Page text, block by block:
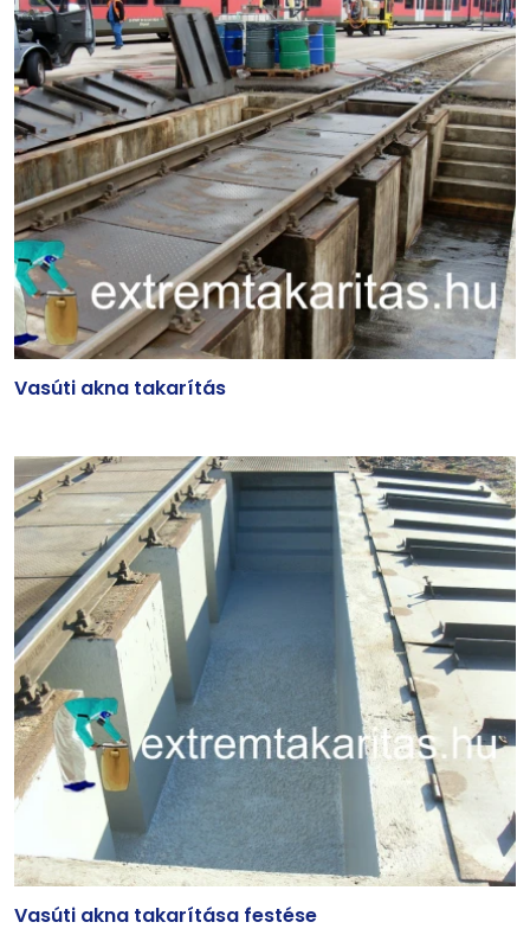
Vasúti akna takarítás
Vasúti akna takarítása festése